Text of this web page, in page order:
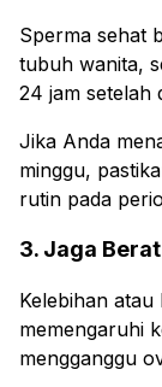
Sperma sehat
tubuh wanita,
24 jam setelah
Jika Anda
minggu,
rutin pada
3. Jaga
Kelebihan
memengaruhi
mengganggu